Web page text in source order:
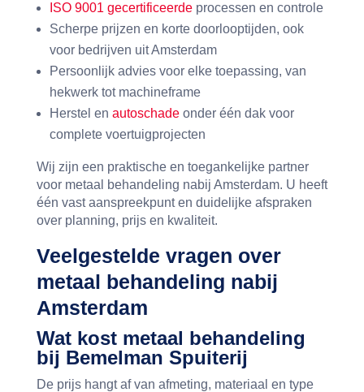
ISO 9001 gecertificeerdeprocessen en controle
Scherpe prijzen en korte doorlooptijden, ook
voor bedrijven uit Amsterdam
Persoonlijk advies voor elke toepassing, van
hekwerk tot machineframe
Herstel en autoschadeonder één dak voor
complete voertuigprojecten
Wij zijn een praktische en toegankelijke partner
voor metaal behandeling nabij Amsterdam. U heeft
één vast aanspreekpunt en duidelijke afspraken
over planning, prijs en kwaliteit.
Veelgestelde vragen over
metaal behandeling nabij
Amsterdam
Wat kost metaal behandeling
bij Bemelman Spuiterij
De prijs hangt af van afmeting, materiaal en type